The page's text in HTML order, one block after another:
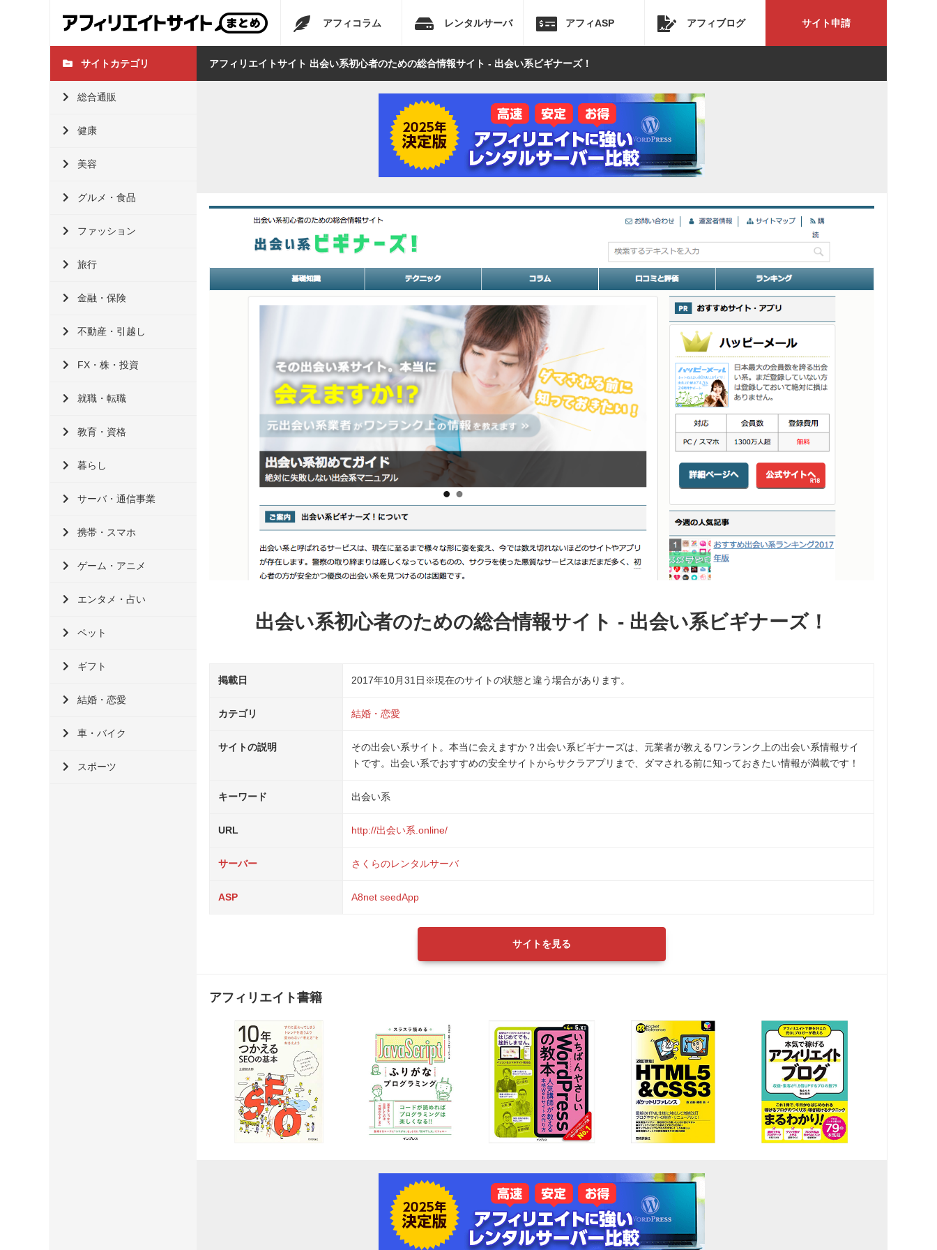
アフィコラム レンタルサーバ アフィASP アフィブログ サイト申請
サイトカテゴリ
総合通販
健康
美容
グルメ・食品
ファッション
旅行
金融・保険
不動産・引越し
FX・株・投資
就職・転職
教育・資格
暮らし
サーバ・通信事業
携帯・スマホ
ゲーム・アニメ
エンタメ・占い
ペット
ギフト
結婚・恋愛
車・バイク
スポーツ
アフィリエイトサイト 出会い系初心者のための総合情報サイト - 出会い系ビギナーズ！
出会い系初心者のための総合情報サイト - 出会い系ビギナーズ！
掲載日 2017年10月31日 ※現在のサイトの状態と違う場合があります。
カテゴリ 結婚・恋愛
サイトの説明
その出会い系サイト。本当に会えますか？出会い系ビギナーズは、元業者が教えるワンランク上の出会い系情報サイ
トです。出会い系でおすすめの安全サイトからサクラアプリまで、ダマされる前に知っておきたい情報が満載です！
キーワード 出会い系
URL http://出会い系.online/
サーバー さくらのレンタルサーバ
ASP A8net seedApp
サイトを見る
アフィリエイト書籍